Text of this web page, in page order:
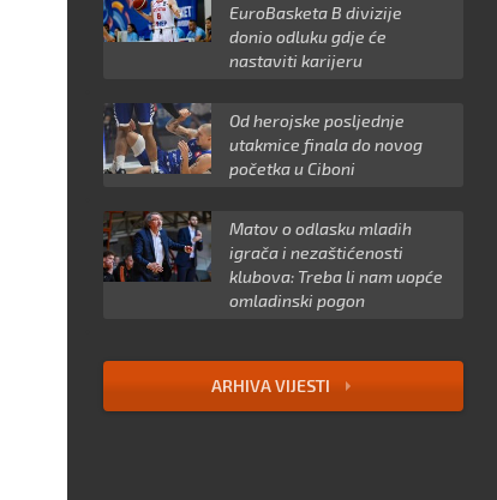
EuroBasketa B divizije
donio odluku gdje će
nastaviti karijeru
Od herojske posljednje
utakmice finala do novog
početka u Ciboni
Matov o odlasku mladih
igrača i nezaštićenosti
klubova: Treba li nam uopće
omladinski pogon
ARHIVA VIJESTI